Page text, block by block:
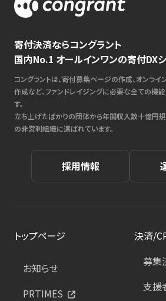
寄付決済ならコングラント
国内No.1 オールインワンの寄付DX
コングラントは、寄付募集ページの作成、オンライ
作成など、ファンドレイジングに必要な全ての機
す。
立ち上げたばかりの団体から年間収入数十億円
の非営利組織に選ばれています。
採用情報
トップページ
お知らせ
PRTIMES
決済/
募集
支援